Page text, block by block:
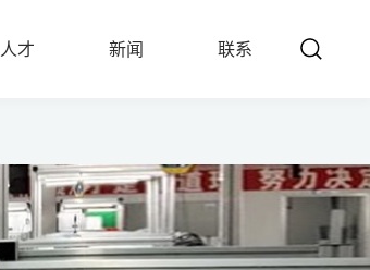
人才
新闻
联系